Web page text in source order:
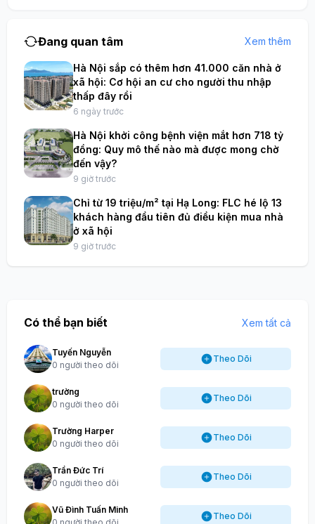
Đang quan tâm Xem thêm
Hà Nội sắp có thêm hơn 41.000 căn nhà ở
xã hội: Cơ hội an cư cho người thu nhập
thấp đây rồi
6 ngày trước
Hà Nội khởi công bệnh viện mắt hơn 718 tỷ
đồng: Quy mô thế nào mà được mong chờ
đến vậy?
9 giờ trước
Chỉ từ 19 triệu/m² tại Hạ Long: FLC hé lộ 13
khách hàng đầu tiên đủ điều kiện mua nhà
ở xã hội
9 giờ trước
Có thể bạn biết Xem tất cả
Tuyến Nguyễn
0 người theo dõi
Theo Dõi
trường
0 người theo dõi
Theo Dõi
Trường Harper
0 người theo dõi
Theo Dõi
Trần Đức Trí
0 người theo dõi
Theo Dõi
Vũ Đình Tuấn Minh
Theo Dõi